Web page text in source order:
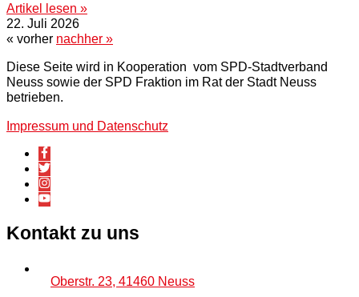
Artikel lesen »
22. Juli 2026
« vorher nachher »
Diese Seite wird in Kooperation vom SPD-Stadtverband
Neuss sowie der SPD Fraktion im Rat der Stadt Neuss
betrieben.
Impressum und Datenschutz
Kontakt zu uns
Oberstr. 23, 41460 Neuss